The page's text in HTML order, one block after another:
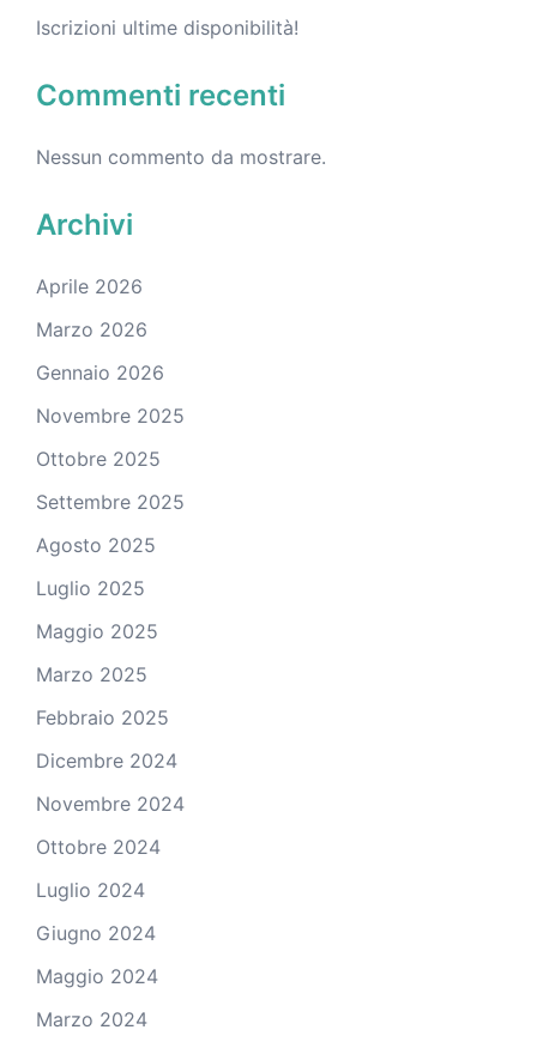
Iscrizioni ultime disponibilità!
Commenti recenti
Nessun commento da mostrare.
Archivi
Aprile 2026
Marzo 2026
Gennaio 2026
Novembre 2025
Ottobre 2025
Settembre 2025
Agosto 2025
Luglio 2025
Maggio 2025
Marzo 2025
Febbraio 2025
Dicembre 2024
Novembre 2024
Ottobre 2024
Luglio 2024
Giugno 2024
Maggio 2024
Marzo 2024